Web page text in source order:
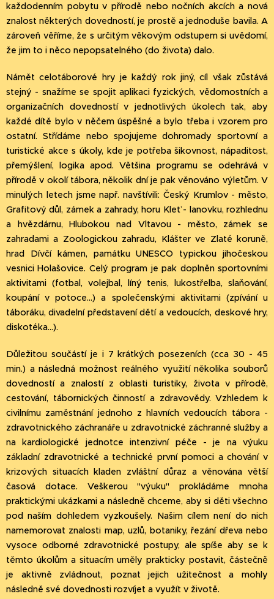
každodenním pobytu v přírodě nebo nočních akcích a nová
znalost některých dovedností, je prostě a jednoduše bavila. A
zároveň věříme, že s určitým věkovým odstupem si uvědomí,
že jim to i něco nepopsatelného (do života) dalo.
Námět celotáborové hry je každý rok jiný, cíl však zůstává
stejný - snažíme se spojit aplikaci fyzických, vědomostních a
organizačních dovedností v jednotlivých úkolech tak, aby
každé dítě bylo v něčem úspěšné a bylo třeba i vzorem pro
ostatní. Střídáme nebo spojujeme dohromady sportovní a
turistické akce s úkoly, kde je potřeba šikovnost, nápaditost,
přemýšlení, logika apod. Většina programu se odehrává v
přírodě v okolí tábora, několik dní je pak věnováno výletům. V
minulých letech jsme např. navštívili: Český Krumlov - město,
Grafitový důl, zámek a zahrady, horu Kleť - lanovku, rozhlednu
a hvězdárnu, Hlubokou nad Vltavou - město, zámek se
zahradami a Zoologickou zahradu, Klášter ve Zlaté koruně,
hrad Dívčí kámen, památku UNESCO typickou jihočeskou
vesnici Holašovice. Celý program je pak doplněn sportovními
aktivitami (fotbal, volejbal, líný tenis, lukostřelba, slaňování,
koupání v potoce...) a společenskými aktivitami (zpívání u
táboráku, divadelní představení dětí a vedoucích, deskové hry,
diskotéka...).
Důležitou součástí je i 7 krátkých posezeních (cca 30 - 45
min.) a následná možnost reálného využití několika souborů
dovedností a znalostí z oblasti turistiky, života v přírodě,
cestování, tábornických činností a zdravovědy. Vzhledem k
civilnímu zaměstnání jednoho z hlavních vedoucích tábora -
zdravotnického záchranáře u zdravotnické záchranné služby a
na kardiologické jednotce intenzivní péče - je na výuku
základní zdravotnické a technické první pomoci a chování v
krizových situacích kladen zvláštní důraz a věnována větší
časová dotace. Veškerou "výuku" prokládáme mnoha
praktickými ukázkami a následně chceme, aby si děti všechno
pod naším dohledem vyzkoušely. Našim cílem není do nich
namemorovat znalosti map, uzlů, botaniky, řezání dřeva nebo
vysoce odborné zdravotnické postupy, ale spíše aby se k
těmto úkolům a situacím uměly prakticky postavit, částečně
je aktivně zvládnout, poznat jejich užitečnost a mohly
následně své dovednosti rozvíjet a využít v životě.